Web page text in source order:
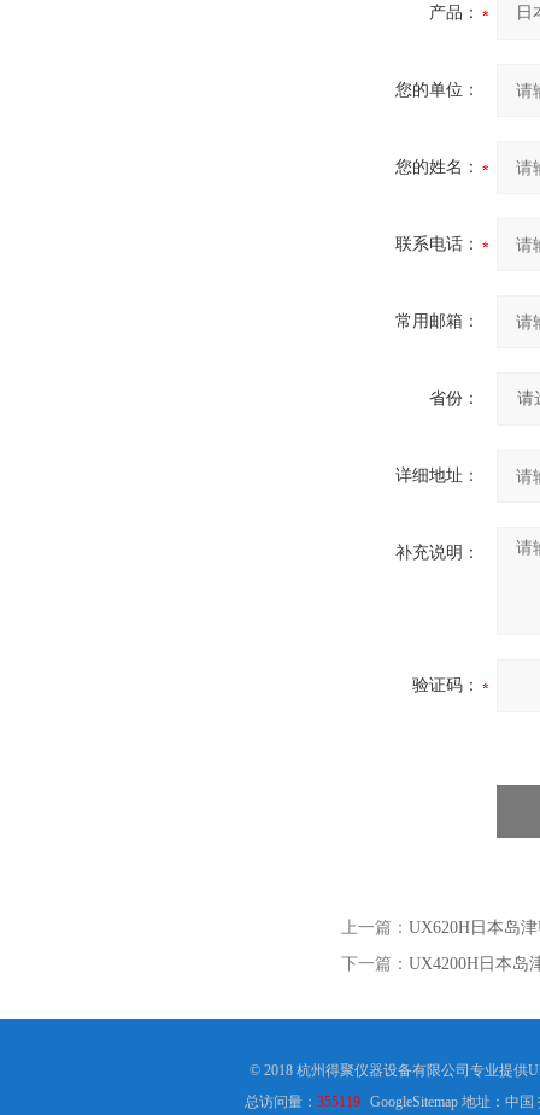
产品：
您的单位：
您的姓名：
联系电话：
常用邮箱：
省份：
详细地址：
补充说明：
验证码：
上一篇： UX620H日本岛
下一篇： UX4200H日本岛
© 2018 杭州得聚仪器设备有限公司专业提供
总访问量：355119 GoogleSitemap地址：中国